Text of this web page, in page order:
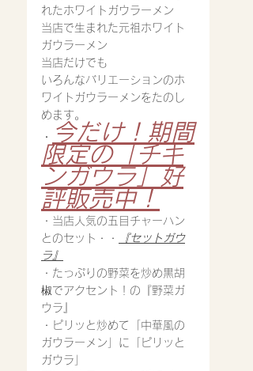
れたホワイトガウラーメン
当店で生まれた元祖ホワイト
ガウラーメン
当店だけでも
いろんなバリエーションのホ
ワイトガウラーメンをたのし
めます。
・
今だけ！期間
限定の「チキ
ンガウラ」好
評販売中！
・当店人気の五目チャーハン
とのセット・・
『セットガウ
ラ』
・たっぷりの野菜を炒め黒胡
椒でアクセント！の『野菜ガ
ウラ』
・ピリッと炒めて「中華風の
ガウラーメン」に「ピリッと
ガウラ」